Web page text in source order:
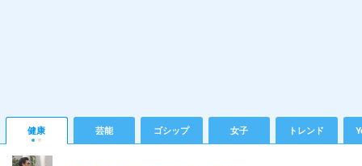
健康 芸能 ゴシップ 女子 トレンド